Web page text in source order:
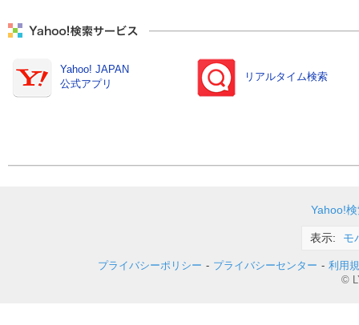
Yahoo! JAPAN
公式アプリ
リアルタイム検索
Yahoo!
表示 モ
プライバシーポリシー - プライバシーセンター - 利用
©